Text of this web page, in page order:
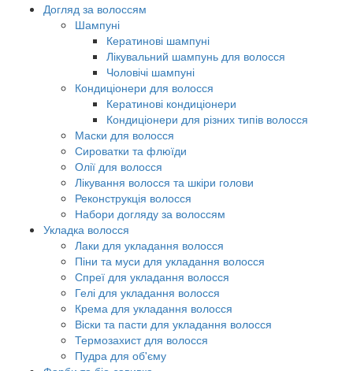
Догляд за волоссям
Шампуні
Кератинові шампуні
Лікувальний шампунь для волосся
Чоловічі шампуні
Кондиціонери для волосся
Кератинові кондиціонери
Кондиціонери для різних типів волосся
Маски для волосся
Сироватки та флюїди
Олії для волосся
Лікування волосся та шкіри голови
Реконструкція волосся
Набори догляду за волоссям
Укладка волосся
Лаки для укладання волосся
Піни та муси для укладання волосся
Спреї для укладання волосся
Гелі для укладання волосся
Крема для укладання волосся
Віски та пасти для укладання волосся
Термозахист для волосся
Пудра для об'єму